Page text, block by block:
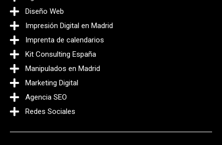
Diseño Web
Impresión Digital en Madrid
Imprenta de calendarios
Kit Consulting España
Manipulados en Madrid
Marketing Digital
Agencia SEO
Redes Sociales